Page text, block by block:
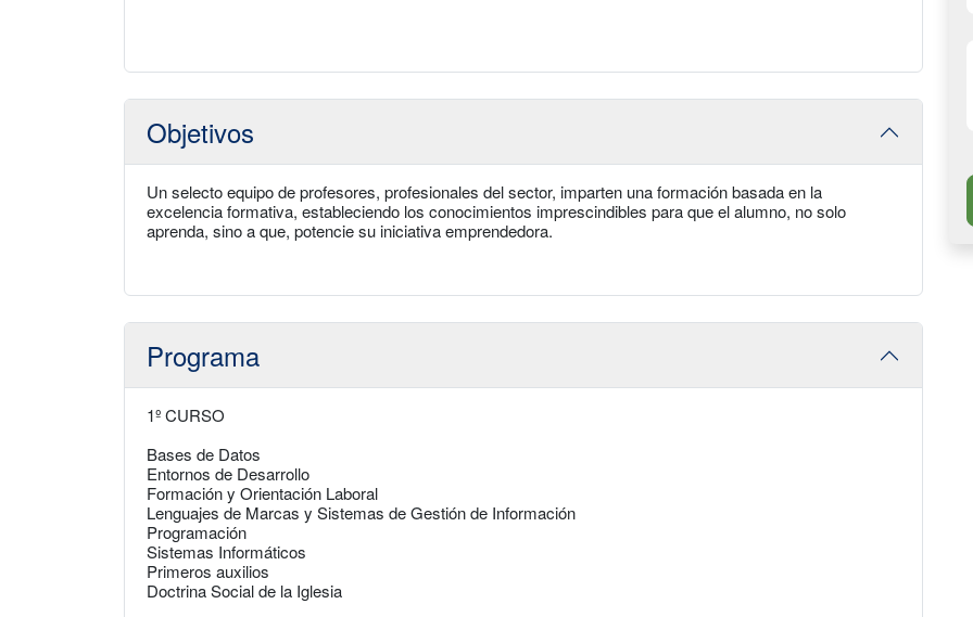
Objetivos
Un selecto equipo de profesores, profesionales del sector, imparten una formación basada en la
excelencia formativa, estableciendo los conocimientos imprescindibles para que el alumno, no solo
aprenda, sino a que, potencie su iniciativa emprendedora.
Programa
1º CURSO
Bases de Datos
Entornos de Desarrollo
Formación y Orientación Laboral
Lenguajes de Marcas y Sistemas de Gestión de Información
Programación
Sistemas Informáticos
Primeros auxilios
Doctrina Social de la Iglesia